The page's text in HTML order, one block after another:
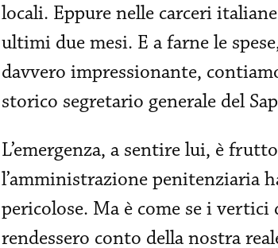
locali. Eppure nelle carceri
ultimi due mesi. E a farne le
davvero impressionante,
storico segretario generale del
L’emergenza, a sentire lui, è
l’amministrazione penitenziaria
pericolose. Ma è come se i
rendessero conto della nostra